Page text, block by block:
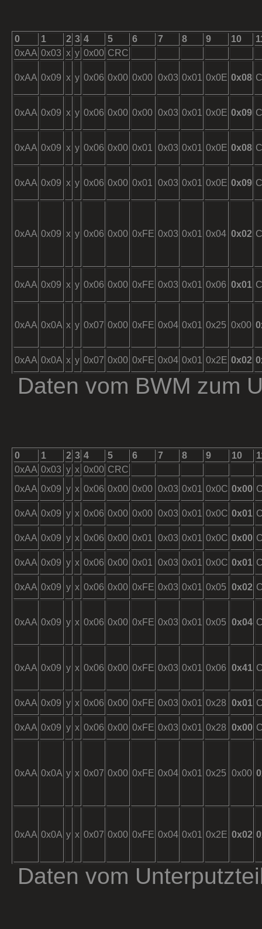
0 1 2 3 4 5 6 7 8 9 10
0xAA 0x03 x y 0x00 CRC
0xAA 0x09 x y 0x06 0x00 0x00 0x03 0x01 0x0E 0x08
0xAA 0x09 x y 0x06 0x00 0x00 0x03 0x01 0x0E 0x09
0xAA 0x09 x y 0x06 0x00 0x01 0x03 0x01 0x0E 0x08
0xAA 0x09 x y 0x06 0x00 0x01 0x03 0x01 0x0E 0x09
0xAA 0x09 x y 0x06 0x00 0xFE 0x03 0x01 0x04 0x02
0xAA 0x09 x y 0x06 0x00 0xFE 0x03 0x01 0x06 0x01
0xAA 0x0A x y 0x07 0x00 0xFE 0x04 0x01 0x25 0x00
0xAA 0x0A x y 0x07 0x00 0xFE 0x04 0x01 0x2E 0x02
Daten vom BWM zum
0 1 2 3 4 5 6 7 8 9 10
0xAA 0x03 y x 0x00 CRC
0xAA 0x09 y x 0x06 0x00 0x00 0x03 0x01 0x0C 0x00
0xAA 0x09 y x 0x06 0x00 0x00 0x03 0x01 0x0C 0x01
0xAA 0x09 y x 0x06 0x00 0x01 0x03 0x01 0x0C 0x00
0xAA 0x09 y x 0x06 0x00 0x01 0x03 0x01 0x0C 0x01
0xAA 0x09 y x 0x06 0x00 0xFE 0x03 0x01 0x05 0x02
0xAA 0x09 y x 0x06 0x00 0xFE 0x03 0x01 0x05 0x04
0xAA 0x09 y x 0x06 0x00 0xFE 0x03 0x01 0x06 0x41
0xAA 0x09 y x 0x06 0x00 0xFE 0x03 0x01 0x28 0x01
0xAA 0x09 y x 0x06 0x00 0xFE 0x03 0x01 0x28 0x00
0xAA 0x0A y x 0x07 0x00 0xFE 0x04 0x01 0x25 0x00
0xAA 0x0A y x 0x07 0x00 0xFE 0x04 0x01 0x2E 0x02
Daten vom